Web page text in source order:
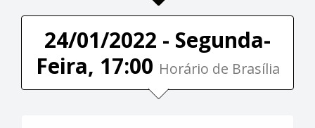
24/01/2022 - Segunda-
Feira, 17:00 Horário de Brasília